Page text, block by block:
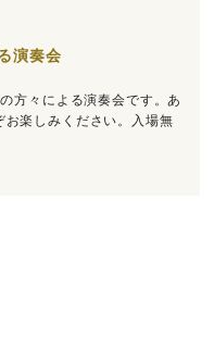
演奏会
方々による演奏会です。あ
楽しみください。入場無